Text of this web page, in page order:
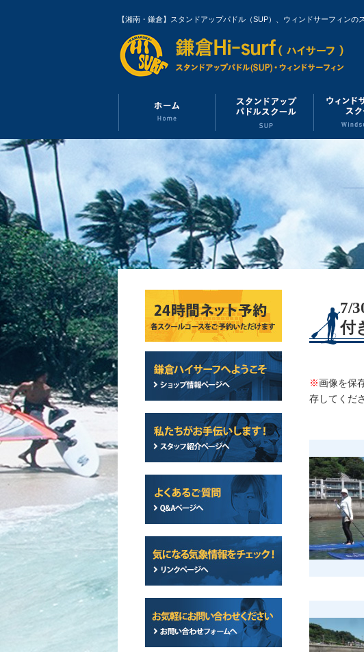
【湘南・鎌倉】スタンドアップパドル（SUP）、ウィンドサーフィン
7/
付
※画像を保
存してくだ